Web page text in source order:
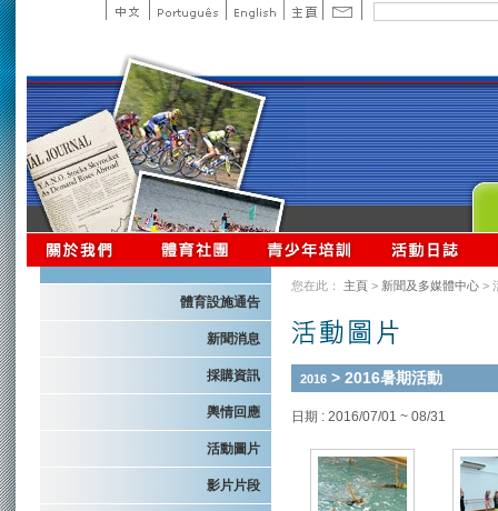
體育設施通告
新聞消息
採購資訊
輿情回應
活動圖片
影片片段
您在此： 主頁 > 新聞及多媒體中心 >
2016 > 2016暑期活動
日期 : 2016/07/01 ~ 08/31